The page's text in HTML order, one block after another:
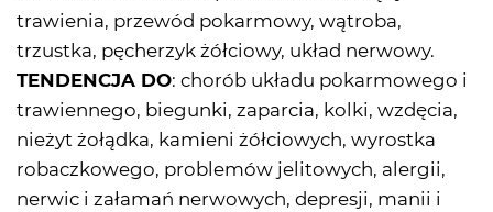
trawienia, przewód pokarmowy, wątroba,
trzustka, pęcherzyk żółciowy, układ nerwowy.
TENDENCJA DO: chorób układu pokarmowego i
trawiennego, biegunki, zaparcia, kolki, wzdęcia,
nieżyt żołądka, kamieni żółciowych, wyrostka
robaczkowego, problemów jelitowych, alergii,
nerwic i załamań nerwowych, depresji, manii i